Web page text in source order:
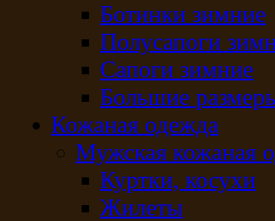
Ботинки зимние
Полусапоги
Сапоги зимние
Большие
Кожаная одежда
Мужская кожаная
Куртки, косухи
Жилеты